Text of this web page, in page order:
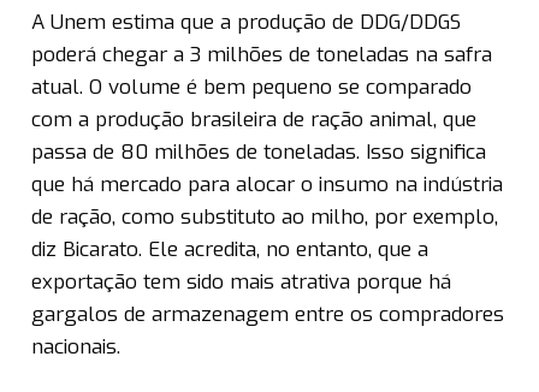
A Unem estima que a produção de DDG/DDGS
poderá chegar a 3 milhões de toneladas na safra
atual. O volume é bem pequeno se comparado
com a produção brasileira de ração animal, que
passa de 80 milhões de toneladas. Isso significa
que há mercado para alocar o insumo na indústria
de ração, como substituto ao milho, por exemplo,
diz Bicarato. Ele acredita, no entanto, que a
exportação tem sido mais atrativa porque há
gargalos de armazenagem entre os compradores
nacionais.